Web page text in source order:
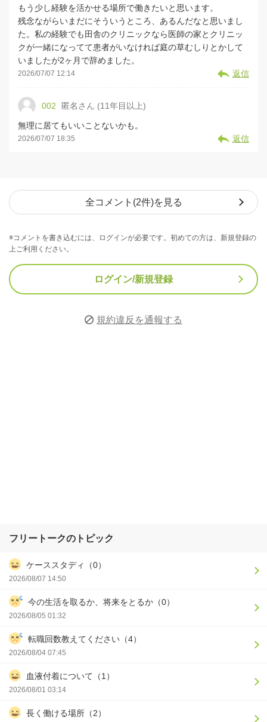
もう少し経験を活かせる場所で働きたいと思います。
残念ながらいまだにそういうところ、あるんだなと思いまし
た。私の経験でも田舎のクリニックなら医師の家とクリニッ
クが一緒になってて患者がいなければ庭の草むしりとかして
いましたが2ヶ月で辞めました。
2026/07/07 12:14 返信
002 匿名さん (11年目以上)
無理に居てもいいことないかも。
2026/07/07 18:35 返信
全コメント(2件)を見る
※コメントを書き込むには、ログインが必要です。初めての方は、新規登録の
上ご利用ください。
ログイン/新規登録
規約違反を通報する
フリートークのトピック
ケーススタディ（0）
2026/08/07 14:50
今の生活を取るか、将来をとるか（0）
2026/08/05 01:32
転職回数教えてください（4）
2026/08/04 07:45
血液付着について（1）
2026/08/01 03:14
長く働ける場所（2）